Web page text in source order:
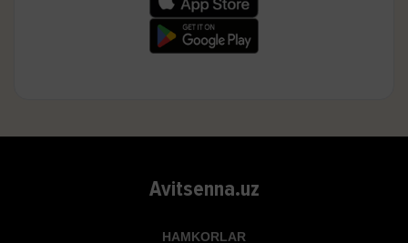
Avitsenna.uz
HAMKORLAR